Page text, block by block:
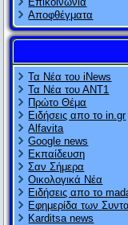
Αποφθέγματα
Τα Νέα του iNews
Τα Νέα του ΑΝΤ1
Πρώτο Θέμα
Ειδήσεις απο το in.gr
Alfavita
Google news
Εκπαίδευση
Σαν Σήμερα
Οικολογικά Νέα
Ειδήσεις απο το
Εφημερίδα των
Karditsa news